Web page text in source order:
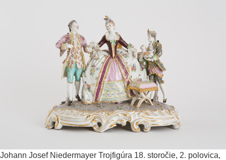
Johann Josef Niedermayer Trojfigúra 18. storočie, 2. polovica,